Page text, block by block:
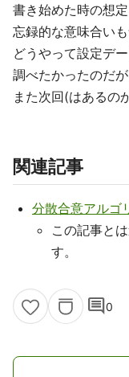
書き始めた時の想
忘録的な意味合い
どうやって設定デ
調べたかったのだ
また次回(はあるの
関連記事
分散合意アルゴ
この記事と
す。
comment0